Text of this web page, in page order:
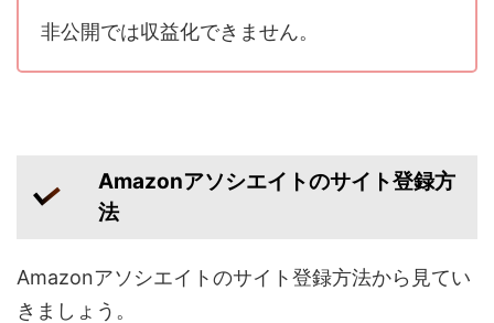
非公開では収益化できません。
Amazonアソシエイトのサイト登録方
法
Amazonアソシエイトのサイト登録方法から見てい
きましょう。